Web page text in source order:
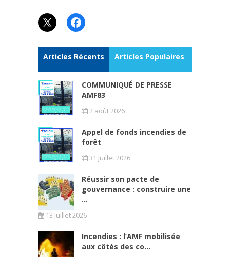
X Facebook
Articles Récents Articles Populaires
COMMUNIQUÉ DE PRESSE
AMF83
2 août 2026
Appel de fonds incendies de
forêt
31 juillet 2026
Réussir son pacte de
gouvernance : construire une
...
13 juillet 2026
Incendies : l’AMF mobilisée
aux côtés des co...